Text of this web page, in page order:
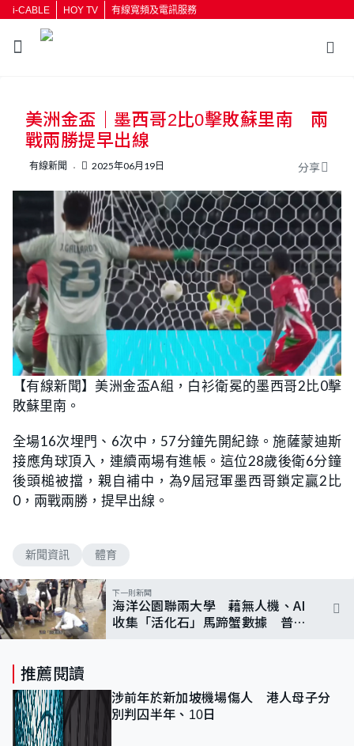
i-CABLE HOY TV 有線寬頻及電訊服務
按輸入鍵開始搜尋
美洲金盃｜墨西哥2比0擊敗蘇里南 兩
戰兩勝提早出線
有線新聞 2025年06月19日 分享
【有線新聞】美洲金盃A組，白衫衛冕的墨西哥2比0擊
敗蘇里南。
全場16次埋門、6次中，57分鐘先開紀錄。施薩蒙迪斯
接應角球頂入，連續兩場有進帳。這位28歲後衛6分鐘
後頭槌被擋，親自補中，為9屆冠軍墨西哥鎖定贏2比
0，兩戰兩勝，提早出線。
新聞資訊 體育
下一則新聞
海洋公園聯兩大學 藉無人機、AI
收集「活化石」馬蹄蟹數據 普查
推薦閱讀
涉前年於新加坡機場傷人 港人母子分
別判囚半年、10日